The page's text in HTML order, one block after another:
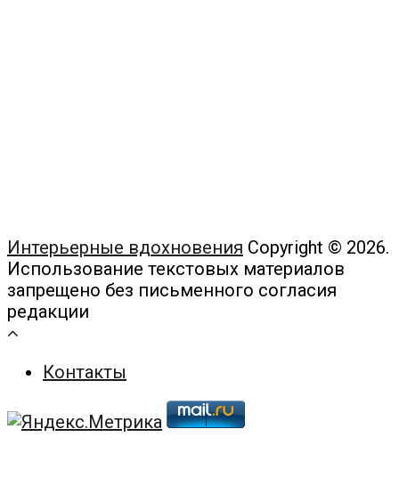
Интерьерные вдохновения Copyright © 2026.
Использование текстовых материалов
запрещено без письменного согласия
редакции
Контакты